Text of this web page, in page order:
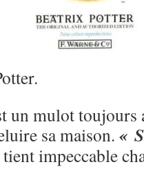
un mulot toujours
sa maison. «
impeccable